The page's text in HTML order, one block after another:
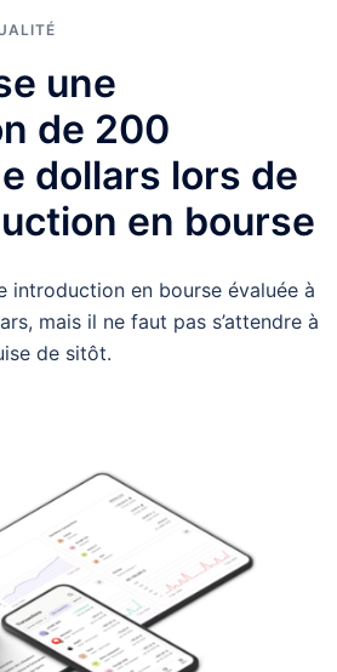
une
de 200
dollars lors de
en bourse
introduction en bourse évaluée à
mais il ne faut pas s’attendre à
de sitôt.